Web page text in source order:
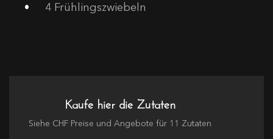
4 Frühlingszwiebeln
Kaufe hier die Zutaten
Siehe CHF Preise und Angebote für 11 Zutaten